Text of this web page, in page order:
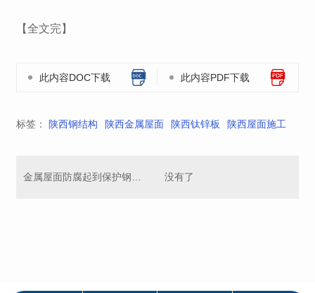
【全文完】
此内容DOC下载 此内容PDF下载
标签： 陕西钢结构 陕西金属屋面 陕西钛锌板 陕西屋面施工
没有了